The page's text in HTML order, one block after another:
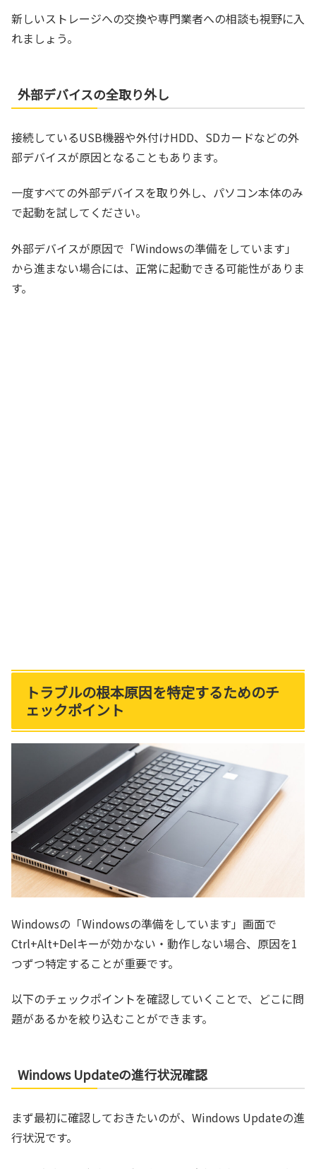
新しいストレージへの交換や専門業者への相談も視野に入
れましょう。
外部デバイスの全取り外し
接続しているUSB機器や外付けHDD、SDカードなどの外
部デバイスが原因となることもあります。
一度すべての外部デバイスを取り外し、パソコン本体のみ
で起動を試してください。
外部デバイスが原因で「Windowsの準備をしています」
から進まない場合には、正常に起動できる可能性がありま
す。
トラブルの根本原因を特定するためのチ
ェックポイント
Windowsの「Windowsの準備をしています」画面で
Ctrl+Alt+Delキーが効かない・動作しない場合、原因を1
つずつ特定することが重要です。
以下のチェックポイントを確認していくことで、どこに問
題があるかを絞り込むことができます。
Windows Updateの進行状況確認
まず最初に確認しておきたいのが、Windows Updateの進
行状況です。